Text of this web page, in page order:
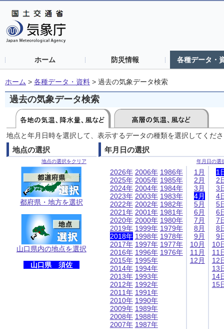
ホーム 防災情報 各種データ・
ホーム > 各種データ・資料 > 過去の気象データ検索
過去の気象データ検索
地点と年月日時を選択して、表示するデータの種類を選択してくだ
地点の選択
地点の選択をクリア
都府県・地方を選択
山口県内の地点を選択
山口県 須佐
年月日の選択
年月日の選
2026年
2025年
2024年
2023年
2022年
2021年
2020年
2019年
2018年
2017年
2016年
2015年
2014年
2013年
2012年
2011年
2010年
2009年
2008年
2007年
2006年
2005年
2004年
2003年
2002年
2001年
2000年
1999年
1998年
1997年
1996年
1995年
1994年
1993年
1992年
1991年
1990年
1989年
1988年
1987年
1986年
1985年
1984年
1983年
1982年
1981年
1980年
1979年
1978年
1977年
1976年
1月
2月
3月
4月
5月
6月
7月
8月
9月
10月
11月
12月
1
2
3
4
5
6
7
8
9
10
11
12
13
14
15